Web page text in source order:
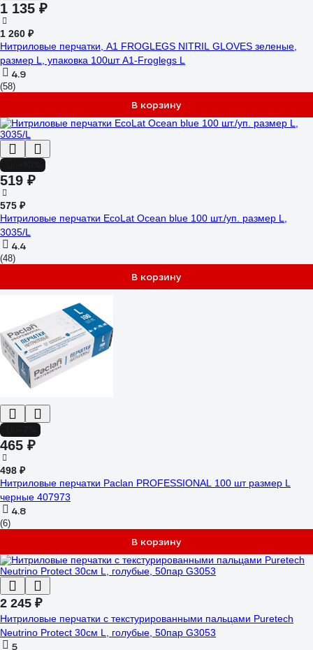
1 135 ₽
1 260 ₽
Нитриловые перчатки, A1 FROGLEGS NITRIL GLOVES зеленые,
размер L, упаковка 100шт A1-Froglegs L
4.9
(58)
В корзину
519 ₽
575 ₽
Нитриловые перчатки EcoLat Ocean blue 100 шт./уп. размер L,
3035/L
4.4
(48)
В корзину
465 ₽
498 ₽
Нитриловые перчатки Paclan PROFESSIONAL 100 шт размер L
черные 407973
4.8
(6)
В корзину
2 245 ₽
Нитриловые перчатки c текстурированными пальцами Puretech
Neutrino Protect 30см L, голубые, 50пар G3053
5